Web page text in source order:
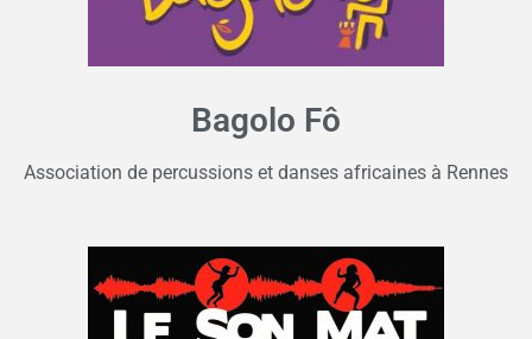
Bagolo Fô
Association de percussions et danses africaines à Rennes